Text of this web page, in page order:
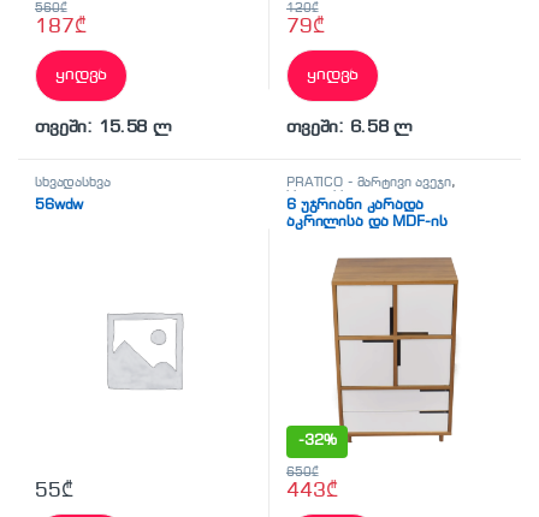
187₾
560₾
ყიდვა
თვეში: 15.58 ლ
79₾
120₾
ყიდვა
თვეში: 6.58 ლ
სხვადასხვა
56wdw
55₾
PRATICO - მარტივი ავეჯი,
სხვადასხვა
6 უჯრიანი კარადა
აკრილისა და MDF-ის
TOWER6-BRW263 (90/45/150
-32%
443₾
650₾